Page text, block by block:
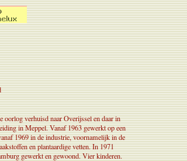
oorlog verhuisd naar Overijssel en daar in
in Meppel. Vanaf 1963 gewerkt op een
1969 in de industrie, voornamelijk in de
en plantaardige vetten. In 1971
gewerkt en gewoond. Vier kinderen.